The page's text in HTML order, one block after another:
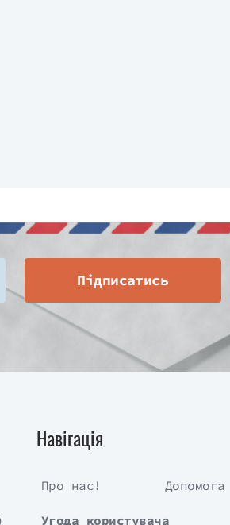
Підписатись
Навігація
Про нас! Допомога
Угода користувача